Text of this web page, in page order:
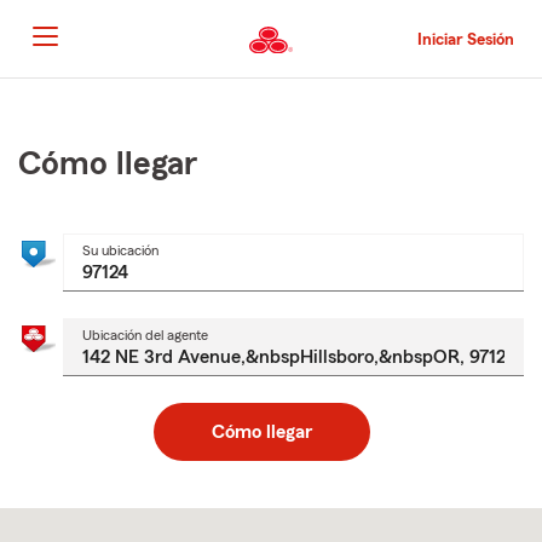
al
contenido
principal
Iniciar Sesión
principal
Cómo llegar
Su ubicación
Ubicación del agente
Cómo llegar
to